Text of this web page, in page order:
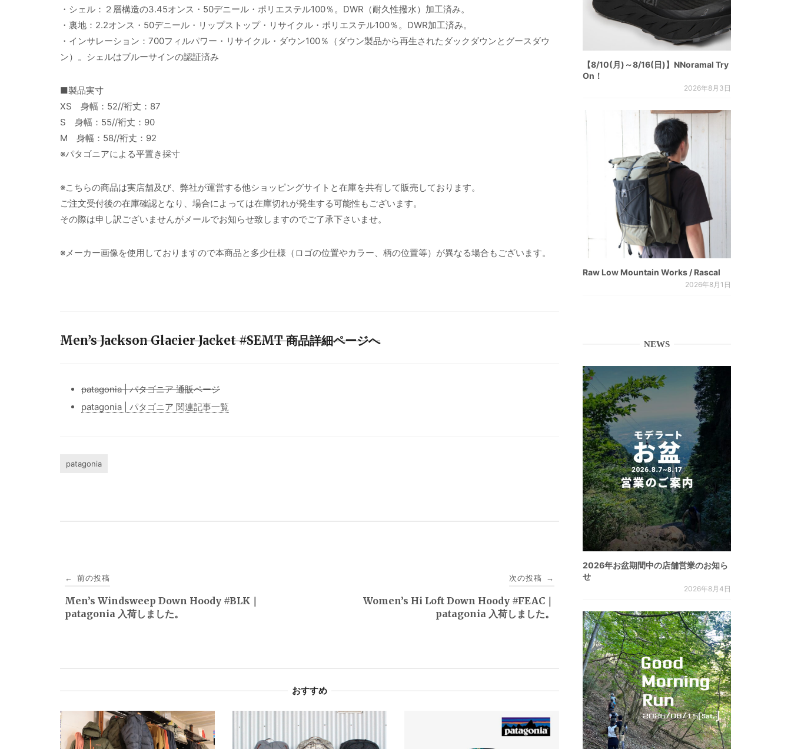
・シェル：２層構造の3.45オンス・50デニール・ポリエステル100％。DWR（耐久性撥水）加工済み。
・裏地：2.2オンス・50デニール・リップストップ・リサイクル・ポリエステル100％。DWR加工済み。
・インサレーション：700フィルパワー・リサイクル・ダウン100％（ダウン製品から再生されたダックダウンとグースダウ
ン）。シェルはブルーサインの認証済み
■製品実寸
XS 身幅：52//裄丈：87
S 身幅：55//裄丈：90
M 身幅：58//裄丈：92
※パタゴニアによる平置き採寸
※こちらの商品は実店舗及び、弊社が運営する他ショッピングサイトと在庫を共有して販売しております。
ご注文受付後の在庫確認となり、場合によっては在庫切れが発生する可能性もございます。
その際は申し訳ございませんがメールでお知らせ致しますのでご了承下さいませ。
※メーカー画像を使用しておりますので本商品と多少仕様（ロゴの位置やカラー、柄の位置等）が異なる場合もございます。
Men’s Jackson Glacier Jacket #SEMT 商品詳細ページへ
patagonia | パタゴニア 通販ページ
patagonia | パタゴニア 関連記事一覧
patagonia
稿
ナ
シ
ョ
← 前の投稿
Men’s Windsweep Down Hoody #BLK｜
patagonia 入荷しました。
次の投稿 →
Women’s Hi Loft Down Hoody #FEAC｜
patagonia 入荷しました。
おすすめ
【8/10(月)～8/16(日)】NNoramal Try
On！
2026年8月3日
Raw Low Mountain Works / Rascal
2026年8月1日
NEWS
2026年お盆期間中の店舗営業のお知ら
せ
2026年8月4日